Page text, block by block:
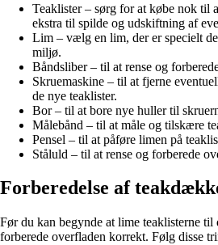
Teaklister – sørg for at købe nok til
ekstra til spilde og udskiftning af
Lim – vælg en lim, der er specielt
miljø.
Båndsliber – til at rense og
Skruemaskine – til at fjerne
de nye teaklister.
Bor – til at bore nye huller til
Målebånd – til at måle og tilskære
Pensel – til at påføre limen på
Ståluld – til at rense og forberede
Forberedelse af
Før du kan begynde at lime teaklisterne
forberede overfladen korrekt. Følg disse